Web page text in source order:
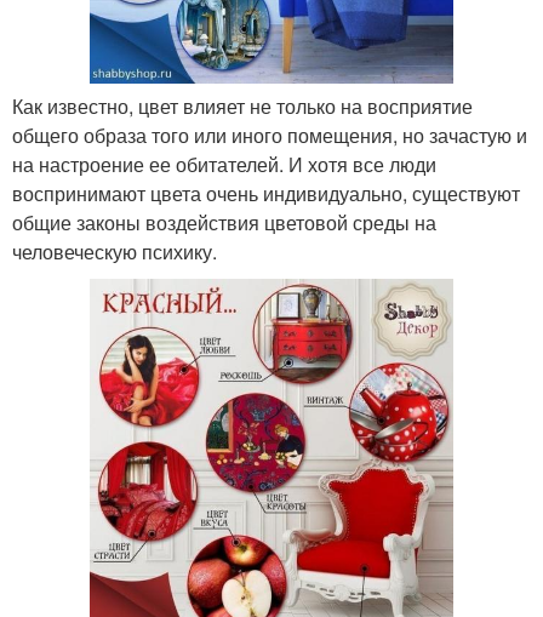
Как известно, цвет влияет не только на восприятие
общего образа того или иного помещения, но зачастую и
на настроение ее обитателей. И хотя все люди
воспринимают цвета очень индивидуально, существуют
общие законы воздействия цветовой среды на
человеческую психику.